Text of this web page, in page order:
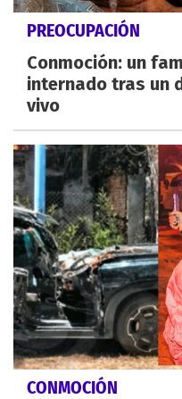
PREOCUPACIÓN
Conmoción: un
internado tras un
vivo
CONMOCIÓN